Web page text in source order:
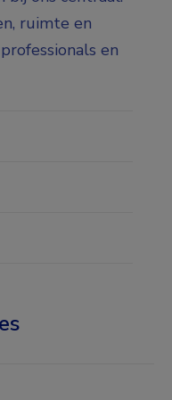
ruimte en
en